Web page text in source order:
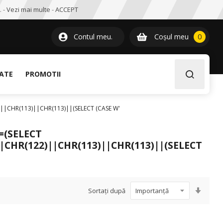
-Vezi mai multe -ACCEPT
Contul meu. Coșul meu 00item
PROMOTII
(CASE W'
Sortați după